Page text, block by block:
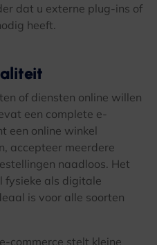
dat u externe plug-ins of
heeft.
of diensten online willen
een complete e-
een online winkel
accepteer meerdere
naadloos. Het
fysieke als digitale
is voor alle soorten
commerce stelt kleine